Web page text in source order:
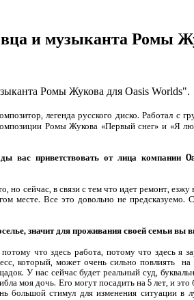
и музыканта Ромы
Ромы Жукова для Oasis Worlds".
легенда русского диско. Работал с
Ромы Жукова «Первый снег» и «Я
вас приветствовать от лица компании
но сейчас, в связи с тем что идет ремонт,
месте. Все это довольно не
значит для проживания своей семьи
потому что здесь работа, потому что здесь я
который, может очень сильно повлиять
на
У нас сейчас будет реальный суд,
моя дочь. Его могут посадить на 5 лет, и
большой стимул для изменения ситуации